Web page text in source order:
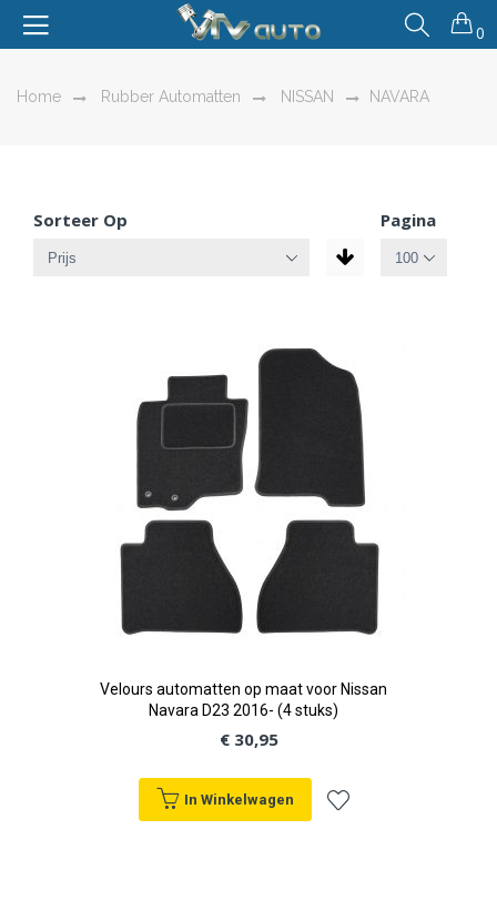
0
Home Rubber Automatten NISSAN NAVARA
Sorteer Op Pagina
Velours automatten op maat voor Nissan
Navara D23 2016- (4 stuks)
€ 30,95
In Winkelwagen